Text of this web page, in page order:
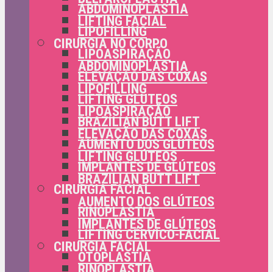
ABDOMINOPLASTIA
LIPOFILLING
LIPOASPIRAÇÃO
ELEVAÇÃO DAS COXAS
LIFTING GLÚTEOS
BRAZILIAN BUTT LIFT
AUMENTO DOS GLÚTEOS
IMPLANTES DE GLÚTEOS
CIRURGIA FACIAL
RINOPLASTIA
LIFTING CÉRVICO-FACIAL
OTOPLASTIA
LIFTING FACIAL
CIRURGIA NO CORPO
ABDOMINOPLASTIA
LIPOFILLING
LIPOASPIRAÇÃO
ELEVAÇÃO DAS COXAS
LIFTING GLÚTEOS
BRAZILIAN BUTT LIFT
AUMENTO DOS GLÚTEOS
IMPLANTES DE GLÚTEOS
CIRURGIA FACIAL